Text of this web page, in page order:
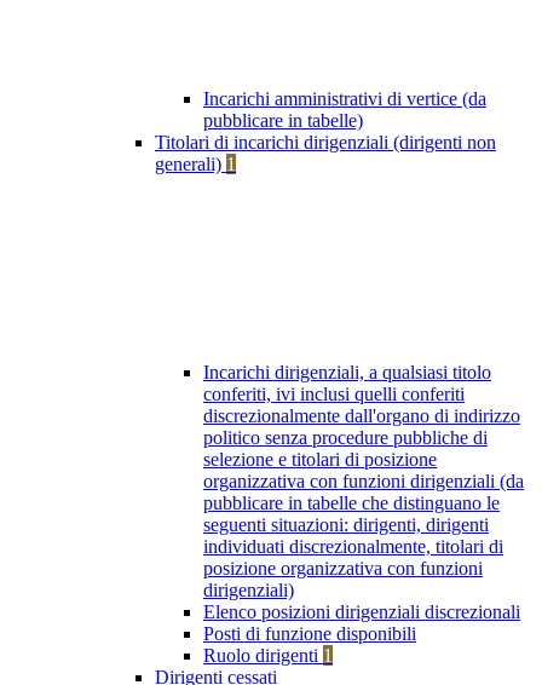
Incarichi amministrativi di vertice (da
pubblicare in tabelle)
Titolari di incarichi dirigenziali (dirigenti non
generali) 1
Incarichi dirigenziali, a qualsiasi titolo
conferiti, ivi inclusi quelli conferiti
discrezionalmente dall'organo di indirizzo
politico senza procedure pubbliche di
selezione e titolari di posizione
organizzativa con funzioni dirigenziali (da
pubblicare in tabelle che distinguano le
seguenti situazioni: dirigenti, dirigenti
individuati discrezionalmente, titolari di
posizione organizzativa con funzioni
dirigenziali)
Elenco posizioni dirigenziali discrezionali
Posti di funzione disponibili
Ruolo dirigenti 1
Dirigenti cessati